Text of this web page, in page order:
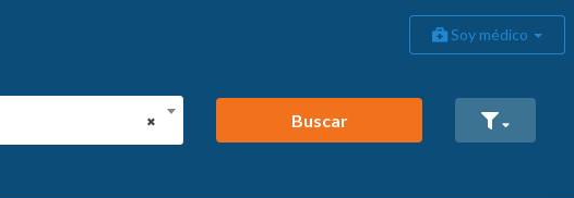
Soy médico
×
Buscar